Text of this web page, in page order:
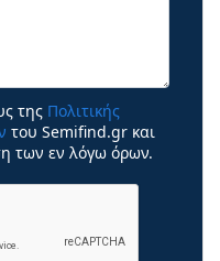
της Πολιτικής
του Semifind.gr και
των εν λόγω όρων.